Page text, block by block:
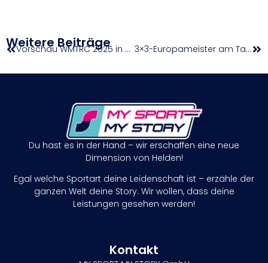
Weitere Beiträge Vorschau WMTRC 2025 in Canfranc: 16 heimische Athletinnen und Athleten und vier WM-Tage 3×3-Europameister am Tag des Sports im Spotlight und in Antwerpen gefordert
Du hast es in der Hand – wir erschaffen eine neue
Dimension von Helden!
Egal welche Sportart deine Leidenschaft ist – erzähle der
ganzen Welt deine Story. Wir wollen, dass deine
Leistungen gesehen werden!
Kontakt